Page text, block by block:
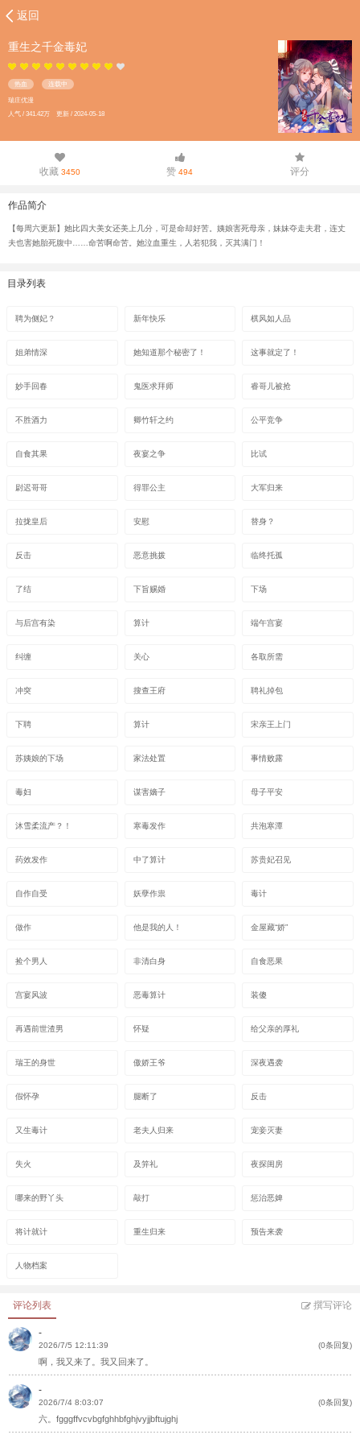
返回
重生之千金毒妃
热血 连载中
瑞庄优漫
人气 / 341.42万 更新 / 2024-05-18
收藏 3450 赞 494 评分
作品简介
【每周六更新】她比四大美女还美上几分，可是命却好苦。姨娘害死母亲，妹妹夺走夫君，连丈
夫也害她胎死腹中……命苦啊命苦。她泣血重生，人若犯我，灭其满门！
目录列表
聘为侧妃？ 新年快乐 棋风如人品
姐弟情深 她知道那个秘密了！ 这事就定了！
妙手回春 鬼医求拜师 睿哥儿被抢
不胜酒力 卿竹轩之约 公平竞争
自食其果 夜宴之争 比试
尉迟哥哥 得罪公主 大军归来
拉拢皇后 安慰 替身？
反击 恶意挑拨 临终托孤
了结 下旨赐婚 下场
与后宫有染 算计 端午宫宴
纠缠 关心 各取所需
冲突 搜查王府 聘礼掉包
下聘 算计 宋亲王上门
苏姨娘的下场 家法处置 事情败露
毒妇 谋害嫡子 母子平安
沐雪柔流产？！ 寒毒发作 共泡寒潭
药效发作 中了算计 苏贵妃召见
自作自受 妖孽作祟 毒计
做作 他是我的人！ 金屋藏“娇”
捡个男人 非清白身 自食恶果
宫宴风波 恶毒算计 装傻
再遇前世渣男 怀疑 给父亲的厚礼
瑞王的身世 傲娇王爷 深夜遇袭
假怀孕 腿断了 反击
又生毒计 老夫人归来 宠妾灭妻
失火 及笄礼 夜探闺房
哪来的野丫头 敲打 惩治恶婢
将计就计 重生归来 预告来袭
人物档案
评论列表 撰写评论
-
2026/7/5 12:11:39 (0条回复)
啊，我又来了。我又回来了。
-
2026/7/4 8:03:07 (0条回复)
六。fgggffvcvbgfghhbfghjvyjjbftujghj